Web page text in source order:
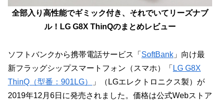
全部入り高性能でギミック付き、それでいてリーズナブ
ル！LG G8X ThinQのまとめレビュー
ソフトバンクから携帯電話サービス「 SoftBank 」向け最
新フラッグシップスマートフォン（スマホ）「 LG G8X
ThinQ（型番：901LG）
」（LGエレクトロニクス製）が
2019年12月6日に発売されました。価格は公式Webストア